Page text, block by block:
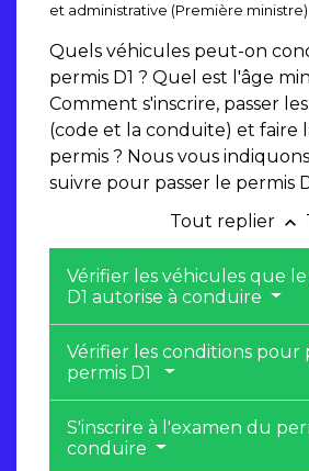
et administrative (Première ministre)
Quels véhicules peut-on
permis D1 ? Quel est l'âge
Comment s'inscrire, passer
(code et la conduite) et faire
permis ? Nous vous
suivre pour passer le permis
Tout replier keyboard_arrow_up
Vérifier les véhicules que
D1 autorise à conduire
Vérifier les conditions pour
permis D1
S'inscrire à l'examen du
conduire